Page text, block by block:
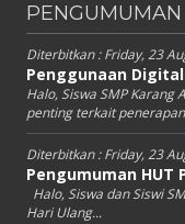
PENGUMUMAN
Diterbitkan :Friday, 23
Penggunaan
Halo, Siswa SMP
penting terkait
Diterbitkan :Friday, 23
Pengumuman HUT
Halo, Siswa dan Siswi
Hari Ulang...